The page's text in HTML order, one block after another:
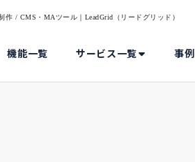
/ CMS・MAツール｜LeadGrid（リードグリッド）
機能一覧 サービス一覧 事例